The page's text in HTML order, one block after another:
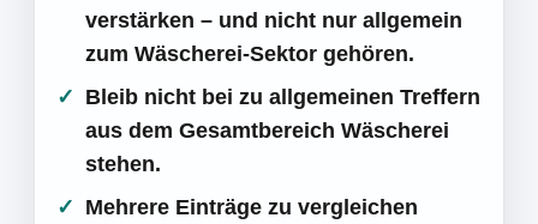
verstärken – und nicht nur allgemein
zum Wäscherei-Sektor gehören.
Bleib nicht bei zu allgemeinen Treffern
aus dem Gesamtbereich Wäscherei
stehen.
Mehrere Einträge zu vergleichen